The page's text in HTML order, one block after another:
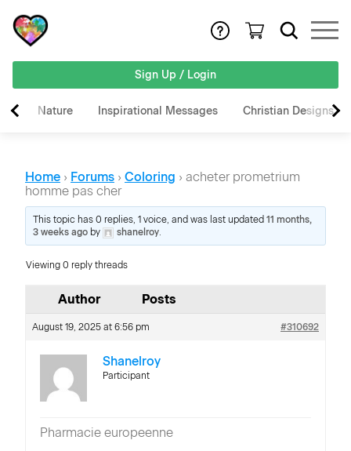
Sign Up / Login
Nature Inspirational Messages Christian Designs
Home › Forums › Coloring › acheter prometrium
homme pas cher
This topic has 0 replies, 1 voice, and was last updated11 months,
3 weeks ago by shanelroy.
Viewing 0 reply threads
Author Posts
August 19, 2025 at 6:56 pm #310692
Shanelroy
Participant
Pharmacie europeenne